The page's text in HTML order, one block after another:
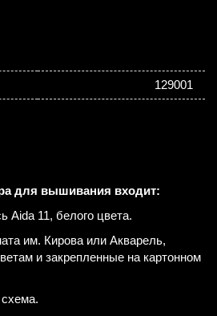
129001
для вышивания входит:
Aida 11, белого цвета.
им. Кирова или Акварель,
и закрепленные на картонном